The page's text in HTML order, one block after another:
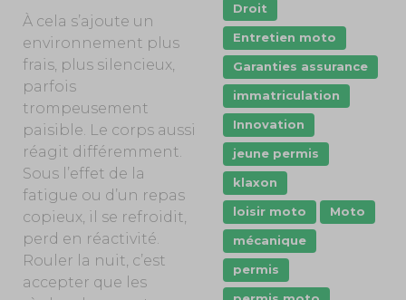
À cela s’ajoute un
environnement plus
frais, plus silencieux,
parfois
trompeusement
paisible. Le corps aussi
réagit différemment.
Sous l’effet de la
fatigue ou d’un repas
copieux, il se refroidit,
perd en réactivité.
Rouler la nuit, c’est
accepter que les
Droit
Entretien moto
Garanties assurance
immatriculation
Innovation
jeune permis
klaxon
loisir moto
Moto
mécanique
permis